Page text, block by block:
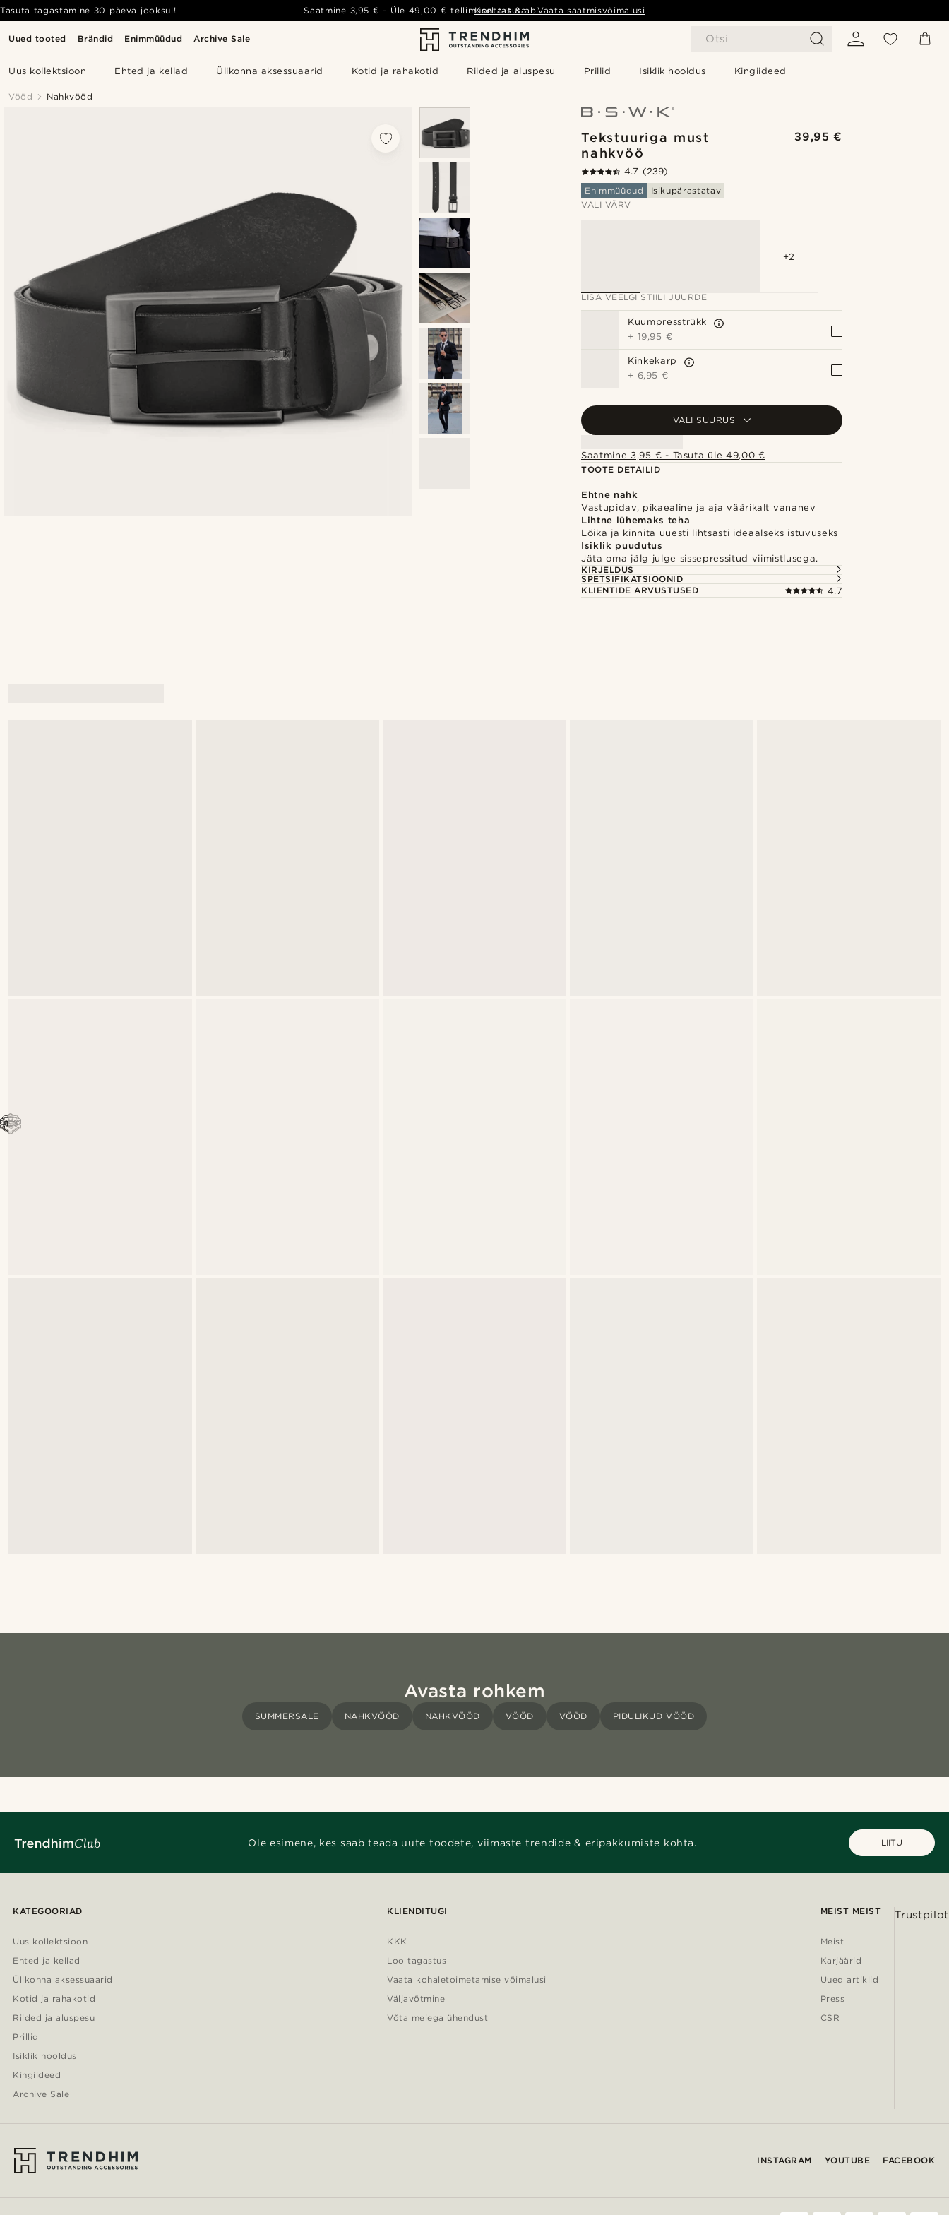
Uued tooted Brändid Enimmüüdud Archive Sale Otsi
Uus kollektsioon Ehted ja kellad Ülikonna aksessuaarid Kotid ja rahakotid Riided ja aluspesu Prillid Isiklik hooldus Kingiideed
Tasuta tagastamine 30 päeva jooksul! Saatmine 3,95 € - Üle 49,00 € tellimusel tasuta- Vaata saatmisvõimalusi
Kontakt & abi
Vööd Nahkvööd
Tekstuuriga must
nahkvöö
39,95 €
4.7 (239)
Enimmüüdud
Isikupärastatav
VALI VÄRV
+2
LISA VEELGI STIILI JUURDE
Kuumpresstrükk
+ 19,95 €
Kinkekarp
+ 6,95 €
VALI SUURUS
Saatmine 3,95 € - Tasuta üle 49,00 €
TOOTE DETAILID
Ehtne nahk
Vastupidav, pikaealine ja aja väärikalt vananev
Lihtne lühemaks teha
Lõika ja kinnita uuesti lihtsasti ideaalseks istuvuseks
Isiklik puudutus
Jäta oma jälg julge sissepressitud viimistlusega.
KIRJELDUS
SPETSIFIKATSIOONID
KLIENTIDE ARVUSTUSED
4.7
Avasta rohkem
SUMMERSALE NAHKVÖÖD NAHKVÖÖD VÖÖD VÖÖD PIDULIKUD VÖÖD
Ole esimene, kes saab teada uute toodete, viimaste trendide & eripakkumiste kohta. LIITU
KATEGOORIAD
Uus kollektsioon
Ehted ja kellad
Ülikonna aksessuaarid
Kotid ja rahakotid
Riided ja aluspesu
Prillid
Isiklik hooldus
Kingiideed
Archive Sale
KLIENDITUGI
KKK
Loo tagastus
Vaata kohaletoimetamise võimalusi
Väljavõtmine
Võta meiega ühendust
MEIST MEIST
Meist
Karjäärid
Uued artiklid
Press
CSR
Trustpilot
INSTAGRAM YOUTUBE FACEBOOK